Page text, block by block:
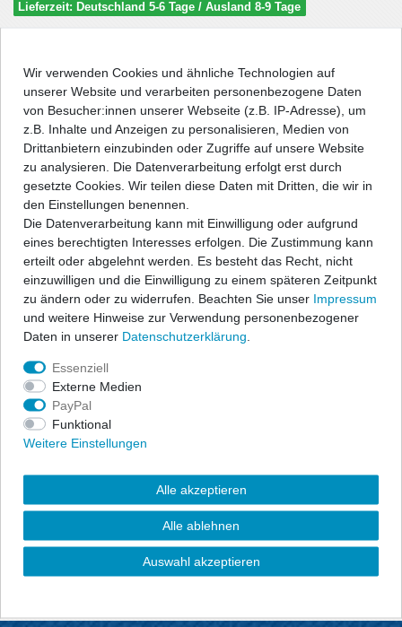
Lieferzeit: Deutschland 5-6 Tage / Ausland 8-9 Tage
Wunschliste
* inkl. ges. MwSt. zzgl. Versandkosten
Beschreibung
Angaben Produktsicherheit
Passform Fußmatten, Set für Fußraum
- passgenau nach Form des Fußraums
- schützt das Wageninnere vor Wasser, Schnee u. Schmutz
- hochwertiges, synthetisches Gummimaterial (TPE Kunststoff)
- Antirutsch-Schutz auf der Unterseite
- entweder geeignet für vorhandenes Original-Befestigungssystem, oder
im Lieferumfang befinden sich entsprechende Befestigungsteile zur
Wir verwenden Cookies und ähnliche Technologien auf
unserer Website und verarbeiten personenbezogene Daten
von Besucher:innen unserer Webseite (z.B. IP-Adresse), um
z.B. Inhalte und Anzeigen zu personalisieren, Medien von
Drittanbietern einzubinden oder Zugriffe auf unsere Website
zu analysieren. Die Datenverarbeitung erfolgt erst durch
gesetzte Cookies. Wir teilen diese Daten mit Dritten, die wir in
den Einstellungen benennen.
Die Datenverarbeitung kann mit Einwilligung oder aufgrund
eines berechtigten Interesses erfolgen. Die Zustimmung kann
erteilt oder abgelehnt werden. Es besteht das Recht, nicht
einzuwilligen und die Einwilligung zu einem späteren Zeitpunkt
zu ändern oder zu widerrufen. Beachten Sie unser Impressum
und weitere Hinweise zur Verwendung personenbezogener
Daten in unserer Daten­schutz­erklärung
Essenziell
Externe Medien
PayPal
Funktional
Weitere Einstellungen
Alle akzeptieren
Alle ablehnen
Auswahl akzeptieren